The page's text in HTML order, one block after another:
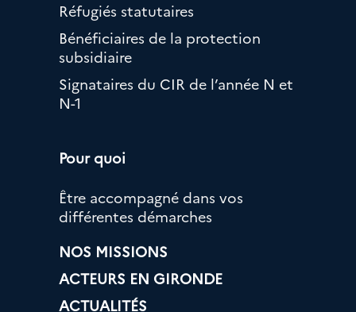
Réfugiés statutaires
Bénéficiaires de la protection
subsidiaire
Signataires du CIR de l’année N et
N-1
Pour quoi
Être accompagné dans vos
différentes démarches
NOS MISSIONS
ACTEURS EN GIRONDE
ACTUALITÉS